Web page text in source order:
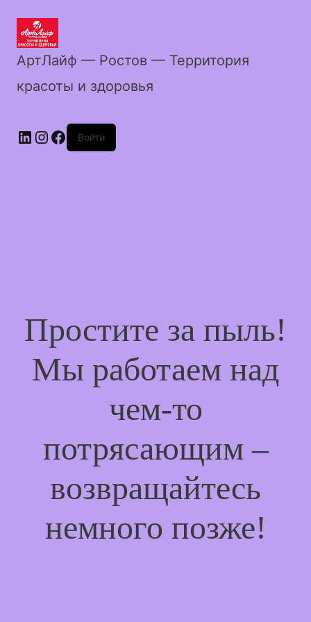
АртЛайф — Ростов — Территория
красоты и здоровья
LinkedIn
Instagram
Facebook
Войти
Простите за пыль!
Мы работаем над
чем-то
потрясающим –
возвращайтесь
немного позже!